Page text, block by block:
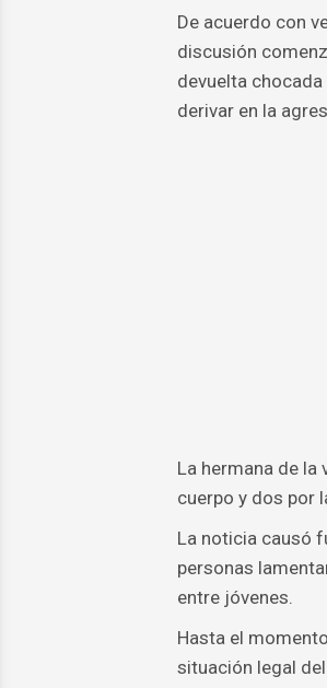
De acuerdo con
discusión
devuelta
derivar en la
La hermana de
cuerpo y dos por
La noticia causó
personas
entre jóvenes.
Hasta el
situación legal